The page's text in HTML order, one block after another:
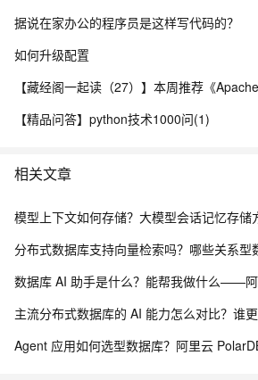
据说在家办公的程序员是这样写代码的？
如何升级配置
【精品问答】python技术1000问(1)
相关文章